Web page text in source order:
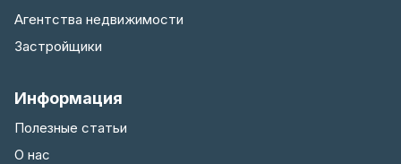
Агентства недвижимости
Застройщики
Информация
Полезные статьи
О нас